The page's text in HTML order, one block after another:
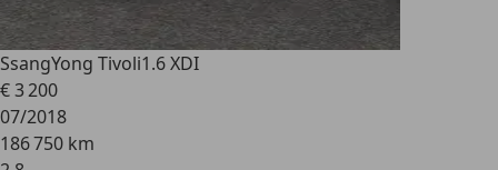
SsangYong Tivoli1.6 XDI
€ 3 200
07/2018
186 750 km